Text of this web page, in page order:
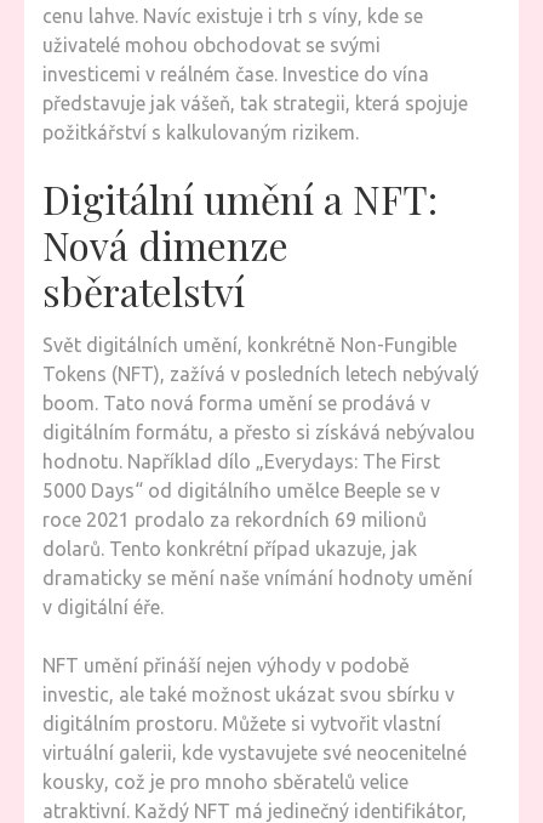
cenu lahve. Navíc existuje i trh s víny, kde se
uživatelé mohou obchodovat se svými
investicemi v reálném čase. Investice do vína
představuje jak vášeň, tak strategii, která spojuje
požitkářství s kalkulovaným rizikem.
Digitální umění a NFT:
Nová dimenze
sběratelství
Svět digitálních umění, konkrétně Non-Fungible
Tokens (NFT), zažívá v posledních letech nebývalý
boom. Tato nová forma umění se prodává v
digitálním formátu, a přesto si získává nebývalou
hodnotu. Například dílo „Everydays: The First
5000 Days“ od digitálního umělce Beeple se v
roce 2021 prodalo za rekordních 69 milionů
dolarů. Tento konkrétní případ ukazuje, jak
dramaticky se mění naše vnímání hodnoty umění
v digitální éře.
NFT umění přináší nejen výhody v podobě
investic, ale také možnost ukázat svou sbírku v
digitálním prostoru. Můžete si vytvořit vlastní
virtuální galerii, kde vystavujete své neocenitelné
kousky, což je pro mnoho sběratelů velice
atraktivní. Každý NFT má jedinečný identifikátor,